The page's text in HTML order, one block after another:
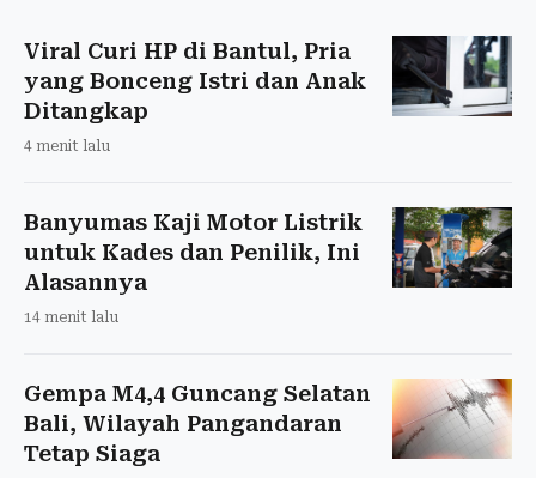
Viral Curi HP di Bantul, Pria
yang Bonceng Istri dan Anak
Ditangkap
4 menit lalu
Banyumas Kaji Motor Listrik
untuk Kades dan Penilik, Ini
Alasannya
14 menit lalu
Gempa M4,4 Guncang Selatan
Bali, Wilayah Pangandaran
Tetap Siaga